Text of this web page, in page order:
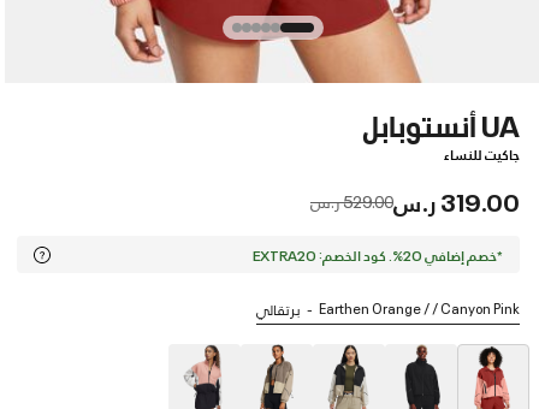
UA أنستوبابل
جاكيت للنساء
319.00 ر.س Price reduced from
529.00 ر.س to
*خصم إضافي 20%. كود الخصم: EXTRA20
Earthen Orange / / Canyon Pink برتقالي